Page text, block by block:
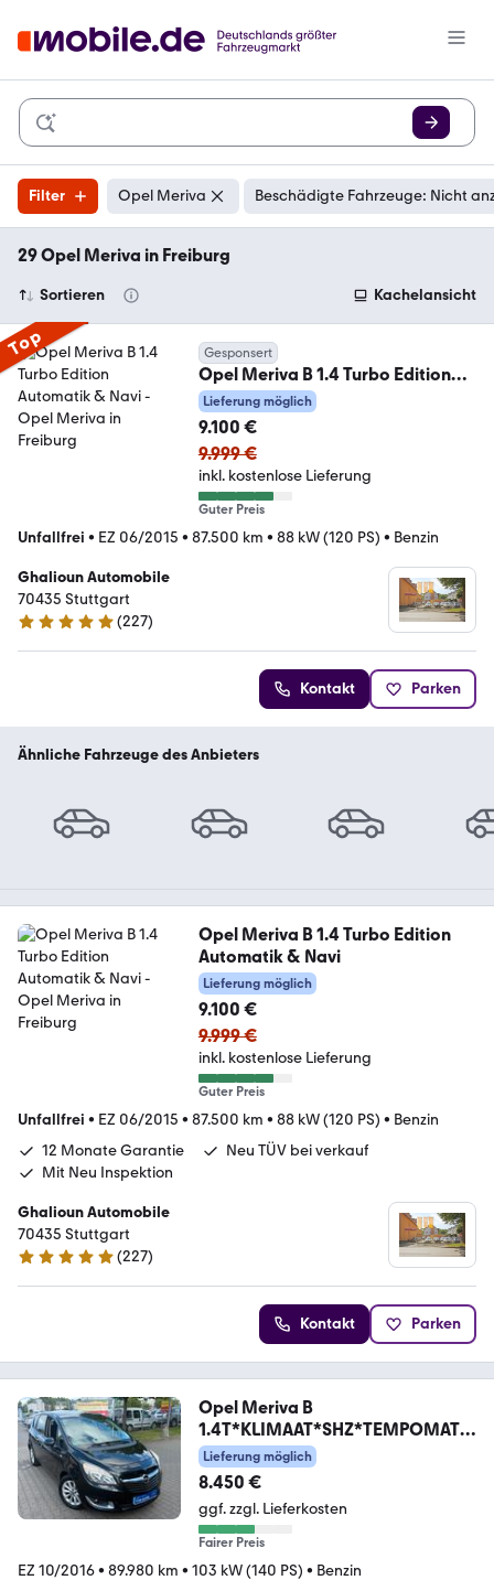
Filter Opel Meriva Beschädigte Fahrzeuge: Nicht
29 Opel Meriva in Freiburg
Sortieren Kachelansicht
Top Gesponsert
Opel Meriva B 1.4 Turbo Edition
Automatik & Navi
Lieferung möglich
9.100 €
9.999 €
inkl. kostenlose Lieferung
Guter Preis
Unfallfrei • EZ 06/2015 • 87.500 km • 88 kW (120 PS) • Benzin
Ghalioun Automobile
70435 Stuttgart
5 Sterne
(227)
Kontakt Parken
Ähnliche Fahrzeuge des Anbieters
Opel Meriva B 1.4 Turbo Edition
Automatik & Navi
Lieferung möglich
9.100 €
9.999 €
inkl. kostenlose Lieferung
Guter Preis
Unfallfrei • EZ 06/2015 • 87.500 km • 88 kW (120 PS) • Benzin
12 Monate Garantie
Neu TÜV bei verkauf
Mit Neu Inspektion
Ghalioun Automobile
70435 Stuttgart
5 Sterne
(227)
Kontakt Parken
Opel Meriva B
1.4T*KLIMAAT*SHZ*TEMPOMAT*
MFL*PDC*6.G**
Lieferung möglich
8.450 €
ggf. zzgl. Lieferkosten
Fairer Preis
EZ 10/2016• 89.980 km • 103 kW (140 PS) • Benzin